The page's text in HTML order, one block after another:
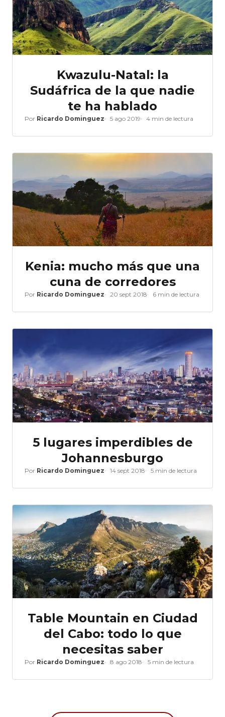
Kwazulu-Natal: la
Sudáfrica de la que nadie
te ha hablado
Por Ricardo Dominguez 5 ago 2019 4 min de lectura
Kenia: mucho más que una
cuna de corredores
Por Ricardo Dominguez 20 sept 2018 6 min de lectura
5 lugares imperdibles de
Johannesburgo
Por Ricardo Dominguez 14 sept 2018 5 min de lectura
Table Mountain en Ciudad
del Cabo: todo lo que
necesitas saber
Por Ricardo Dominguez 8 ago 2018 5 min de lectura